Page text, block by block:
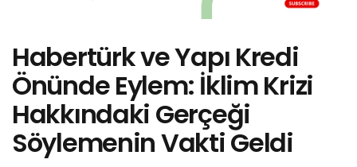
Habertürk ve Yapı Kredi
Önünde Eylem: İklim Krizi
Hakkındaki Gerçeği
Söylemenin Vakti Geldi